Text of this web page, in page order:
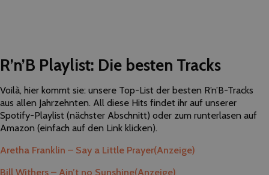
R’n’B Playlist: Die besten Tracks
Voilà, hier kommt sie: unsere Top-List der besten R’n’B-Tracks
aus allen Jahrzehnten. All diese Hits findet ihr auf unserer
Spotify-Playlist (nächster Abschnitt) oder zum runterlasen auf
Amazon (einfach auf den Link klicken).
Aretha Franklin – Say a Little Prayer(Anzeige)
Bill Withers – Ain’t no Sunshine(Anzeige)